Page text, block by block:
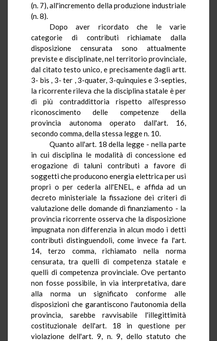
(n. 7), all'incremento della produzione industriale
(n. 8).
Dopo aver ricordato che le varie
categorie di contributi richiamate dalla
disposizione censurata sono attualmente
previste e disciplinate, nel territorio provinciale,
dal citato testo unico, e precisamente dagli artt.
3- bis , 3-ter , 3-quater, 3-quinquies e 3-septies,
la ricorrente rileva che la disciplina statale è per
di più contraddittoria rispetto all'espresso
riconoscimento delle competenze della
provincia autonoma operato dall'art. 16,
secondo comma, della stessa legge n. 10.
Quanto all'art. 18 della legge - nella parte
in cui disciplina le modalità di concessione ed
erogazione di taluni contributi a favore di
soggetti che producono energia elettrica per usi
propri o per cederla all'ENEL, e affida ad un
decreto ministeriale la fissazione dei criteri di
valutazione delle domande di finanziamento - la
provincia ricorrente osserva che la disposizione
impugnata non differenzia in alcun modo i detti
contributi distinguendoli, come invece fa l'art.
14, terzo comma, richiamato nella norma
censurata, tra quelli di competenza statale e
quelli di competenza provinciale. Ove pertanto
non fosse possibile, in via interpretativa, dare
alla norma un significato conforme alle
disposizioni che garantiscono l'autonomia della
provincia, sarebbe ravvisabile l'illegittimità
costituzionale dell'art. 18 in questione per
violazione dell'art. 9, n. 9, dello statuto che